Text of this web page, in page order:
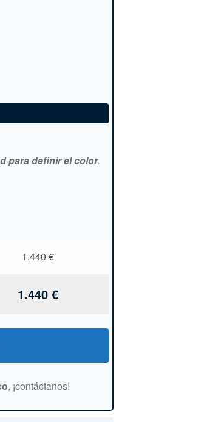
para definir el color.
1.440€
1.440€
, ¡contáctanos!